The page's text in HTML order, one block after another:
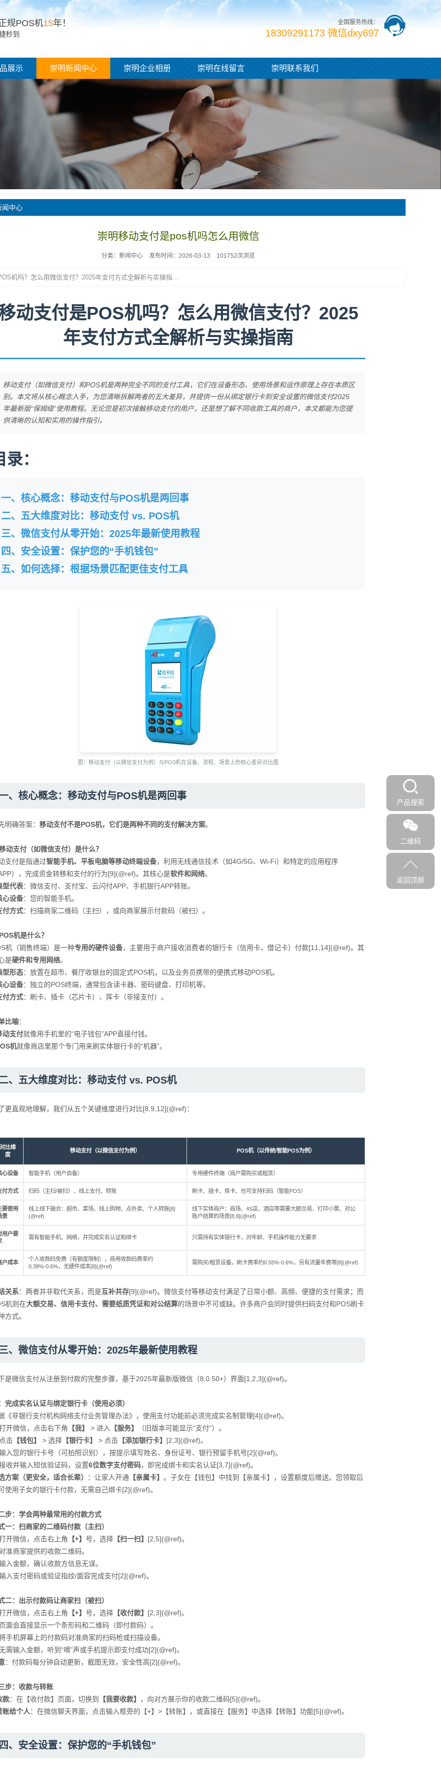
规POS机15年！
秒到
全国服务热线：
18309291173 微信dxy697
展示 崇明新闻中心 崇明企业相册 崇明在线留言 崇明联系我们
闻中心
崇明移动支付是pos机吗怎么用微信
分类：新闻中心 发布时间：2026-03-13 101752次浏览
机吗？怎么用微信支付？2025年支付方式全解析与实操指...
动支付是POS机吗？怎么用微信支付？2025
年支付方式全解析与实操指南
移动支付（如微信支付）和POS机是两种完全不同的支付工具，它们在设备形态、使用场景和运作原理上存在本质区
别。本文将从核心概念入手，为您清晰拆解两者的五大差异，并提供一份从绑定银行卡到安全设置的微信支付2025
年最新版“保姆级”使用教程。无论您是初次接触移动支付的用户，还是想了解不同收款工具的商户，本文都能为您提
供清晰的认知和实用的操作指引。
录：
一、核心概念：移动支付与POS机是两回事
二、五大维度对比：移动支付 vs. POS机
三、微信支付从零开始：2025年最新使用教程
四、安全设置：保护您的“手机钱包”
五、如何选择：根据场景匹配更佳支付工具
图：移动支付（以微信支付为例）与POS机在设备、流程、场景上的核心差异对比图
、核心概念：移动支付与POS机是两回事
明确答案： 移动支付不是POS机，它们是两种不同的支付解决方案。
动支付（如微信支付）是什么？
支付是指通过智能手机、平板电脑等移动终端设备，利用无线通信技术（如4G/5G、Wi-Fi）和特定的应用程序
APP），完成资金转移和支付的行为[9](@ref)。其核心是软件和网络。
型代表：微信支付、支付宝、云闪付APP、手机银行APP转账。
心设备：您的智能手机。
付方式：扫描商家二维码（主扫），或向商家展示付款码（被扫）。
机是什么？
机（销售终端）是一种专用的硬件设备，主要用于商户接收消费者的银行卡（信用卡、借记卡）付款[11,14](@ref)。其
是硬件和专用网络。
型形态：放置在超市、餐厅收银台的固定式POS机，以及业务员携带的便携式移动POS机。
心设备：独立的POS终端，通常包含读卡器、密码键盘、打印机等。
付方式：刷卡、插卡（芯片卡）、挥卡（非接支付）。
比喻：
动支付就像用手机里的“电子钱包”APP直接付钱。
机就像商店里那个专门用来刷实体银行卡的“机器”。
、五大维度对比：移动支付 vs. POS机
更直观地理解，我们从五个关键维度进行对比[8,9,12](@ref)：
对比维
度
移动支付（以微信支付为例） POS机（以传统/智能POS为例）
心设备 智能手机（用户自备） 专用硬件终端（商户需购买或租赁）
付方式 扫码（主扫/被扫）、线上支付、转账 刷卡、插卡、挥卡、也可支持扫码（智能POS）
要使用
景
线上线下融合：超市、菜场、线上购物、点外卖、个人转账[8]
(@ref)
线下实体商户：商场、4S店、酒店等需要大额交易、打印小票、对公
账户结算的场景[8,9](@ref)
用户要
需有智能手机、网络，并完成实名认证和绑卡 只需持有实体银行卡，对年龄、手机操作能力无要求
户成本
个人收款码免费（有额度限制），商用收款码费率约
0.38%-0.6%，无硬件成本[8](@ref)
需购买/租赁设备，刷卡费率约0.55%-0.6%，另有流量年费等[8](@ref)
关系：两者并非取代关系，而是互补共存[9](@ref)。微信支付等移动支付满足了日常小额、高频、便捷的支付需求；而
机则在大额交易、信用卡支付、需要纸质凭证和对公结算的场景中不可或缺。许多商户会同时提供扫码支付和POS刷卡
方式。
、微信支付从零开始：2025年最新使用教程
是微信支付从注册到付款的完整步骤，基于2025年最新版微信（8.0.50+）界面[1,2,3](@ref)。
完成实名认证与绑定银行卡（使用必须）
《非银行支付机构网络支付业务管理办法》，使用支付功能前必须完成实名制管理[4](@ref)。
开微信，点击右下角 【我】 > 进入 【服务】
（旧版本可能显示“支付”）。
击 【钱包】 > 选择 【银行卡】 > 点击 【添加银行卡】 [2,3](@ref)。
入您的银行卡号（可拍照识别），按提示填写姓名、身份证号、银行预留手机号[2](@ref)。
收并输入短信验证码，设置6位数字支付密码，即完成绑卡和实名认证[3,7](@ref)。
方案（更安全，适合长辈）
：让家人开通 【亲属卡】 。子女在【钱包】中找到【亲属卡】，设置额度后赠送。您领取后
使用子女的银行卡付款，无需自己绑卡[2](@ref)。
步：学会两种最常用的付款方式
一：扫商家的二维码付款（主扫）
开微信，点击右上角 【+】 号，选择 【扫一扫】 [2,5](@ref)。
准商家提供的收款二维码。
入金额，确认收款方信息无误。
入支付密码或验证指纹/面容完成支付[2](@ref)。
二：出示付款码让商家扫（被扫）
开微信，点击右上角 【+】 号，选择 【收付款】 [2,3](@ref)。
面会直接显示一个条形码和二维码（即付款码）。
手机屏幕上的付款码对准商家的扫码枪或扫描设备。
需输入金额，听到“嘀”声或手机提示即支付成功[2](@ref)。
：付款码每分钟自动更新，截图无效，安全性高[2](@ref)。
步：收款与转账
款：在【收付款】页面，切换到 【我要收款】
，向对方展示你的收款二维码[5](@ref)。
账给个人：在微信聊天界面，点击输入框旁的【+】>【转账】，或直接在【服务】中选择【转账】功能[5](@ref)。
四、安全设置：保护您的“手机钱包”
产品搜索
二维码
返回顶部